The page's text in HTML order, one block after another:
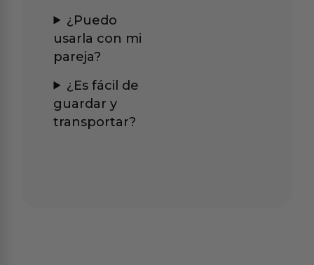
¿Puedo
usarla con mi
pareja?
¿Es fácil de
guardar y
transportar?